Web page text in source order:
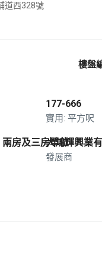
道西328號
樓盤
177-666
平方呎
房及三房單位大鴻輝興業
發展商